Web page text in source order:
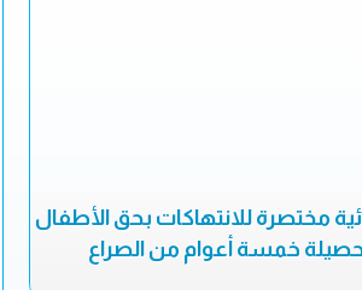
مختصرة للانتهاكات بحق الأطفال
خمسة أعوام من الصراع